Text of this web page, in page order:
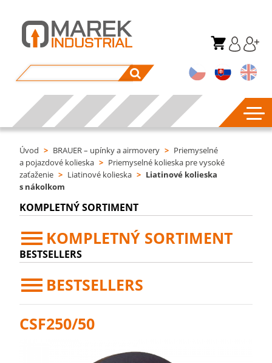
Úvod > BRAUER – upínky a airmovery > Priemyselné
a pojazdové kolieska > Priemyselné kolieska pre vysoké
zaťaženie > Liatinové kolieska > Liatinové kolieska
s nákolkom
KOMPLETNÝ SORTIMENT
KOMPLETNÝ SORTIMENT
BESTSELLERS
BESTSELLERS
CSF250/50